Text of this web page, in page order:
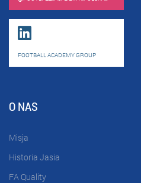
FOOTBALL ACADEMY GROUP
O NAS
Misja
Historia Jasia
FA Quality